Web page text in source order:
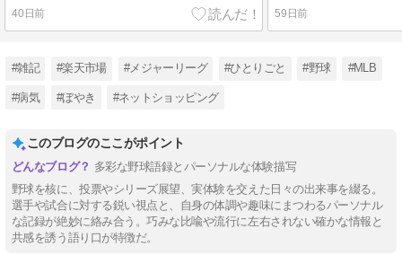
40日前 59日前
#雑記 #楽天市場 #メジャーリーグ #ひとりごと #野球 #MLB
#病気 #ぼやき #ネットショッピング
このブログのここがポイント
多彩な野球語録とパーソナルな体験描写
野球を核に、投票やシリーズ展望、実体験を交えた日々の出来事を綴る。
選手や試合に対する鋭い視点と、自身の体調や趣味にまつわるパーソナル
な記録が絶妙に絡み合う。巧みな比喩や流行に左右されない確かな情報と
共感を誘う語り口が特徴だ。